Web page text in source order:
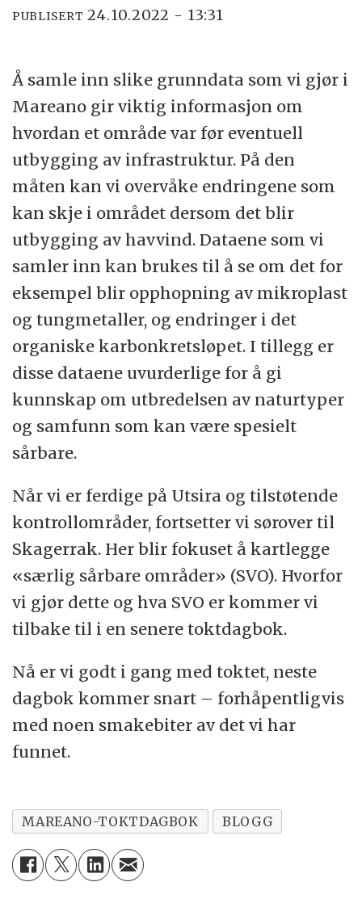
PUBLISERT 24.10.2022 - 13:31
Å samle inn slike grunndata som vi gjør i
Mareano gir viktig informasjon om
hvordan et område var før eventuell
utbygging av infrastruktur. På den
måten kan vi overvåke endringene som
kan skje i området dersom det blir
utbygging av havvind. Dataene som vi
samler inn kan brukes til å se om det for
eksempel blir opphopning av mikroplast
og tungmetaller, og endringer i det
organiske karbonkretsløpet. I tillegg er
disse dataene uvurderlige for å gi
kunnskap om utbredelsen av naturtyper
og samfunn som kan være spesielt
sårbare.
Når vi er ferdige på Utsira og tilstøtende
kontrollområder, fortsetter vi sørover til
Skagerrak. Her blir fokuset å kartlegge
«særlig sårbare områder» (SVO). Hvorfor
vi gjør dette og hva SVO er kommer vi
tilbake til i en senere toktdagbok.
Nå er vi godt i gang med toktet, neste
dagbok kommer snart – forhåpentligvis
med noen smakebiter av det vi har
funnet.
MAREANO-TOKTDAGBOK BLOGG